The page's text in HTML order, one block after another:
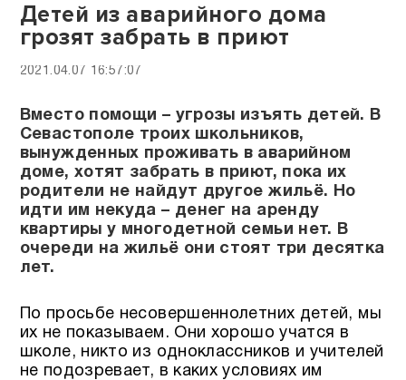
Детей из аварийного дома
грозят забрать в приют
2021.04.07 16:57:07
Вместо помощи – угрозы изъять детей. В
Севастополе троих школьников,
вынужденных проживать в аварийном
доме, хотят забрать в приют, пока их
родители не найдут другое жильё. Но
идти им некуда – денег на аренду
квартиры у многодетной семьи нет. В
очереди на жильё они стоят три десятка
лет.
По просьбе несовершеннолетних детей, мы
их не показываем. Они хорошо учатся в
школе, никто из одноклассников и учителей
не подозревает, в каких условиях им